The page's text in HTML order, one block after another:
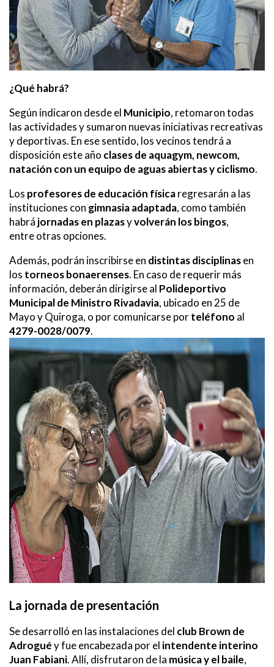
¿Qué habrá?
Según indicaron desde el Municipio, retomaron todas
las actividades y sumaron nuevas iniciativas recreativas
y deportivas. En ese sentido, los vecinos tendrá a
disposición este año clases de aquagym, newcom,
natación con un equipo de aguas abiertas y ciclismo.
Los profesores de educación físicaregresarán a las
instituciones con gimnasia adaptada, como también
habrá jornadas en plazasyvolverán los bingos,
entre otras opciones.
Además, podrán inscribirse en distintas disciplinasen
los torneos bonaerenses. En caso de requerir más
información, deberán dirigirse al Polideportivo
Municipal de Ministro Rivadavia, ubicado en 25 de
Mayo y Quiroga, o por comunicarse porteléfono al
4279-0028/0079.
La jornada de presentación
Se desarrolló en las instalaciones del club Brown de
Adroguéy fue encabezada por el intendente interino
Juan Fabiani. Allí, disfrutaron de la música y el baile,